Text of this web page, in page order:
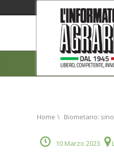
Home \ Biometano:
10 Marzo 2023